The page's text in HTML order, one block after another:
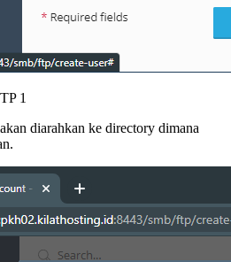
1
diarahkan ke directory dimana